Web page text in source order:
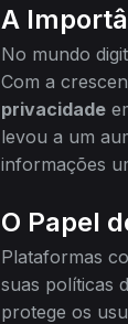
A
No mundo
Com a
privacidade
levou a um
informações
O Papel
Plataformas
suas políticas
protege os